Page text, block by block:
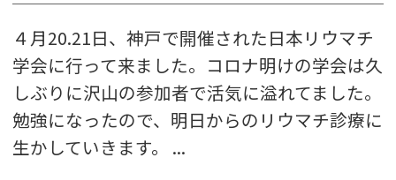
４月20.21日、神戸で開催された日本リウマチ
学会に行って来ました。コロナ明けの学会は久
しぶりに沢山の参加者で活気に溢れてました。
勉強になったので、明日からのリウマチ診療に
生かしていきます。 ...